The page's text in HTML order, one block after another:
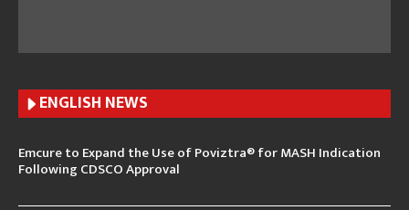
ENGLISH NEWS
Emcure to Expand the Use of Poviztra® for MASH Indication
Following CDSCO Approval